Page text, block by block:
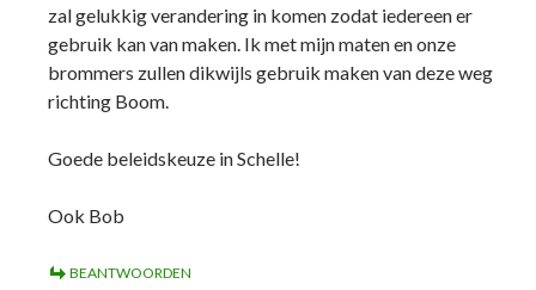
zal gelukkig verandering in komen zodat iedereen er
gebruik kan van maken. Ik met mijn maten en onze
brommers zullen dikwijls gebruik maken van deze weg
richting Boom.
Goede beleidskeuze in Schelle!
Ook Bob
BEANTWOORDEN